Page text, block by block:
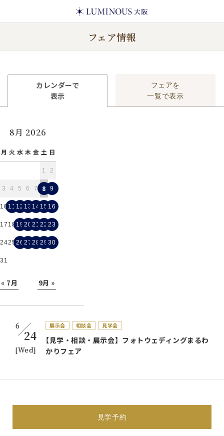
フェア情報
カレンダーで
表示
フェアを
一覧で表示
8月 2026
月 火 水 木 金 土 日
1 2
3 4 5 6 7 8 9
10 11 12 13 14 15 16
17 18 19 20 21 22 23
2425 26 27 28 29 30
31
« 7月 9月 »
6
24
[Wed]
展示会 相談会 見学会
【見学・相談・展示会】フォトウェディングまるわ
かりフェア
24
見学会
見学予約